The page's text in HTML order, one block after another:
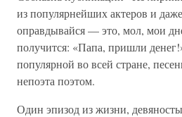
из популярнейших актеров и
оправдывайся — это, мол, мои
получится: «Папа, пришли
популярной во всей стране,
непоэта поэтом.
Один эпизод из жизни,